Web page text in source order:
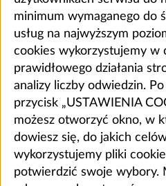
minimum wymaganego do
usług na najwyższym
cookies wykorzystujemy w
prawidłowego działania
analizy liczby odwiedzin.
przycisk „USTAWIENIA
możesz otworzyć okno, w
dowiesz się, do jakich
wykorzystujemy pliki
potwierdzić swoje wybory.